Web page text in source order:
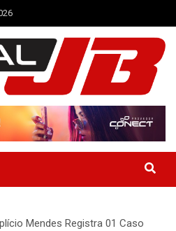
JB
e Região
Mendes Registra 01 Caso